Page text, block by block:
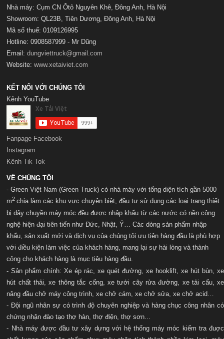
Nhà máy: Cụm CN Ôtô Nguyên Khê, Đông Anh, Hà Nội
Showroom: QL23B, Tiên Dương, Đông Anh, Hà Nội
Mã số thuế:0109126995
Hotline: 0908587999 - Mr Dũng
Email:dungviettruck@gmail.com
Website:www.xetaiviet.com
KẾT NỐI VỚI CHÚNG TÔI
Kênh YouTube
Fanpage Facebook
Instagram
Kênh Tik Tok
VỀ CHÚNG TÔI
- Green Việt Nam (Green Truck) có nhà máy với tổng diện tích gần 5000
m2 chia làm các khu vực chuyên biệt, đầu tư sử dụng các loại trang thiết
bị dây chuyền máy móc đều được nhập khẩu từ các nước có nền công
nghệ hiện đại tiên tiến như Đức, Nhật, Ý… Các dòng sản phẩm nhập
khẩu, sản xuất mới và dịch vụ của chúng tôi ưu tiên hàng đầu là phù hợp
với điều kiện làm việc của khách hàng, mang lại sự hài lòng và thành
công cho khách hàng là mục tiêu hàng đầu.
- Sản phẩm chính: Xe ép rác, xe quét đường, xe hooklift, xe hút bùn, xe
hút chất thải, xe thông tắc cống, xe tưới cây rửa đường, xe tải cẩu, xe
nâng đầu chở máy công trình, xe chở cám, xe chở sửa, xe chở acid…
- Đội ngũ nhân sự có trình độ chuyên nghiệp và hàng chục công nhân có
chứng nhận đào tạo thợ hàn, thợ điện, thợ sơn...
- Nhà máy được đầu tư xây dựng với hệ thống máy móc kiểm tra đuợc